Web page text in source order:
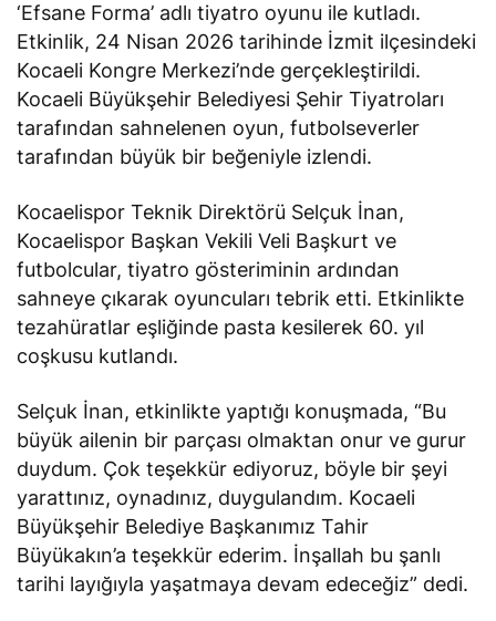
‘Efsane Forma’ adlı tiyatro oyunu ile kutladı.
Etkinlik, 24 Nisan 2026 tarihinde İzmit ilçesindeki
Kocaeli Kongre Merkezi’nde gerçekleştirildi.
Kocaeli Büyükşehir Belediyesi Şehir Tiyatroları
tarafından sahnelenen oyun, futbolseverler
tarafından büyük bir beğeniyle izlendi.
Kocaelispor Teknik Direktörü Selçuk İnan,
Kocaelispor Başkan Vekili Veli Başkurt ve
futbolcular, tiyatro gösteriminin ardından
sahneye çıkarak oyuncuları tebrik etti. Etkinlikte
tezahüratlar eşliğinde pasta kesilerek 60. yıl
coşkusu kutlandı.
Selçuk İnan, etkinlikte yaptığı konuşmada, “Bu
büyük ailenin bir parçası olmaktan onur ve gurur
duydum. Çok teşekkür ediyoruz, böyle bir şeyi
yarattınız, oynadınız, duygulandım. Kocaeli
Büyükşehir Belediye Başkanımız Tahir
Büyükakın’a teşekkür ederim. İnşallah bu şanlı
tarihi layığıyla yaşatmaya devam edeceğiz” dedi.